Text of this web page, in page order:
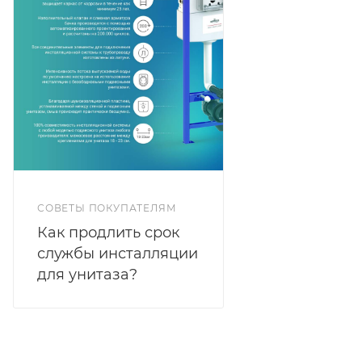
СОВЕТЫ ПОКУПАТЕЛЯМ
Как продлить срок
службы инсталляции
для унитаза?